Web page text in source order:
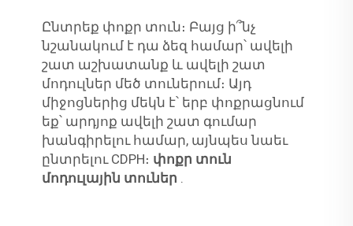
Ընտրեք փոքր տուն։ Բայց ի՞նչ
նշանակում է դա ձեզ համար՝ ավելի
շատ աշխատանք և ավելի շատ
մոդուլներ մեծ տուներում։ Այդ
միջոցներից մեկն է՝ երբ փոքրացնում
եք՝ արդյոք ավելի շատ գումար
խանգիրելու համար, այնպես նաեւ
ընտրելու CDPH։ փոքր տուն
մոդուլային տուներ .